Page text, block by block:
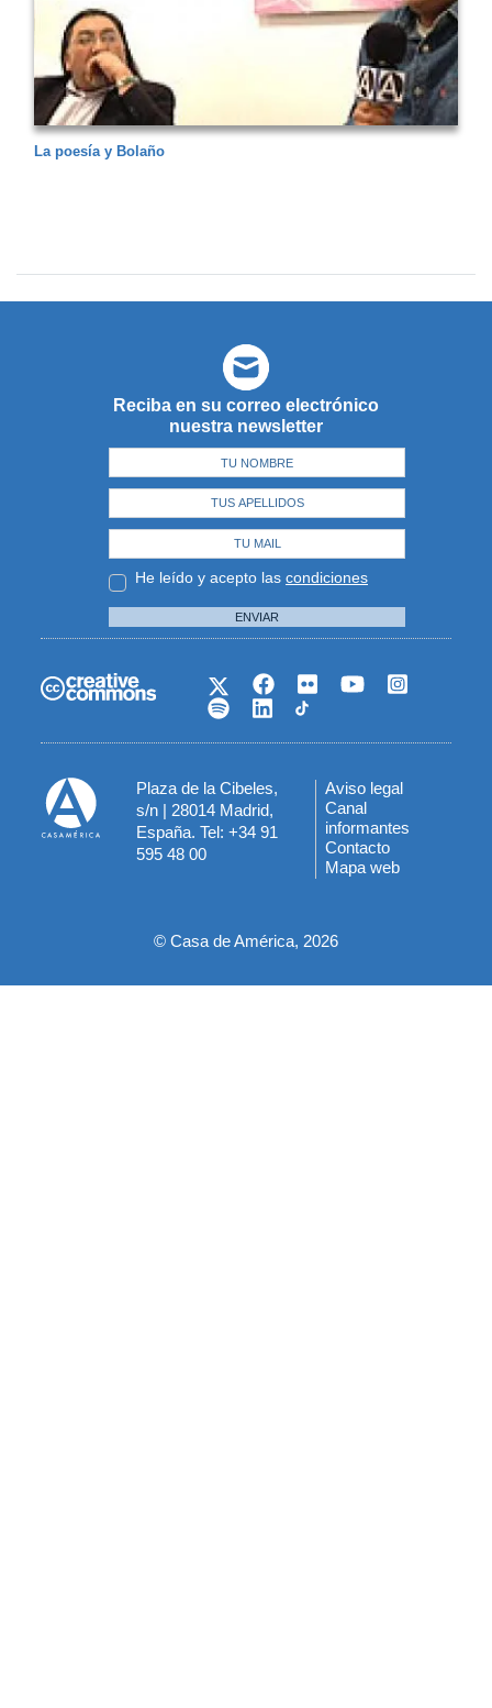
La poesía y Bolaño
Reciba en su correo electrónico
nuestra newsletter
He leído y acepto las condiciones
ENVIAR
Plaza de la Cibeles,
s/n | 28014 Madrid,
España. Tel: +34 91
595 48 00
Menú
del
pie
Aviso legal
Canal
informantes
Contacto
Mapa web
© Casa de América, 2026